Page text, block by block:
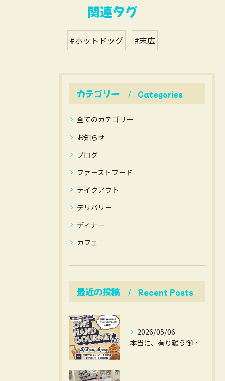
関連タグ
#ホットドッグ #末広
カテゴリー Categories
全てのカテゴリー
お知らせ
ブログ
ファーストフード
テイクアウト
デリバリー
ディナー
カフェ
最近の投稿 Recent Posts
2026/05/06
本当に、有り難う御座いました。